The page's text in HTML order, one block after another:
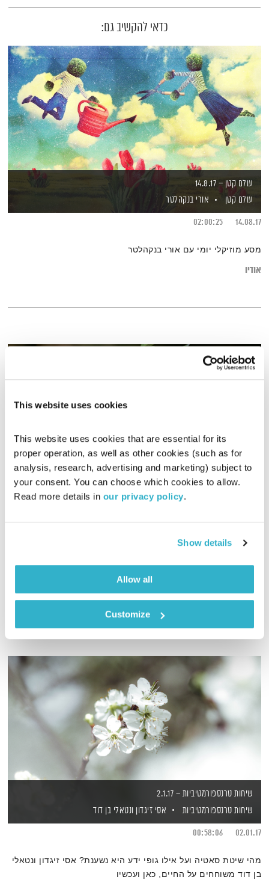
This website uses cookies
This website uses cookies that are essential for its
proper operation, as well as other cookies (such as for
analysis, research, advertising and marketing) subject to
your consent. You can choose which cookies to allow.
Read more details in our privacy policy.
Show details
Allow all
Customize
כדאי להקשיב גם:
עולם קטן – 14.8.17
עולם קטן
אורי בנקהלטר
14.08.17
02:00:25
מסע מוזיקלי יומי עם אורי בנקהלטר
אודיו
זר פרחים על הקבר
גיל אלוןויוני להב
12.02.23
00:05:58
יוני להב ומאסטר זן גיל אלון מציגים – סיפורי זן מתוסכתים,
שיחות טרנספורמטיביות – 2.1.17
שיחות טרנספורמטיביות
אסי זיגדון ונטאלי בן דוד
02.01.17
00:58:06
מהי שיטת סאטיה ועל אילו גופי ידע היא נשענת? אסי זיגדון ונטאלי
בן דוד משוחחים על החיים, כאן ועכשיו